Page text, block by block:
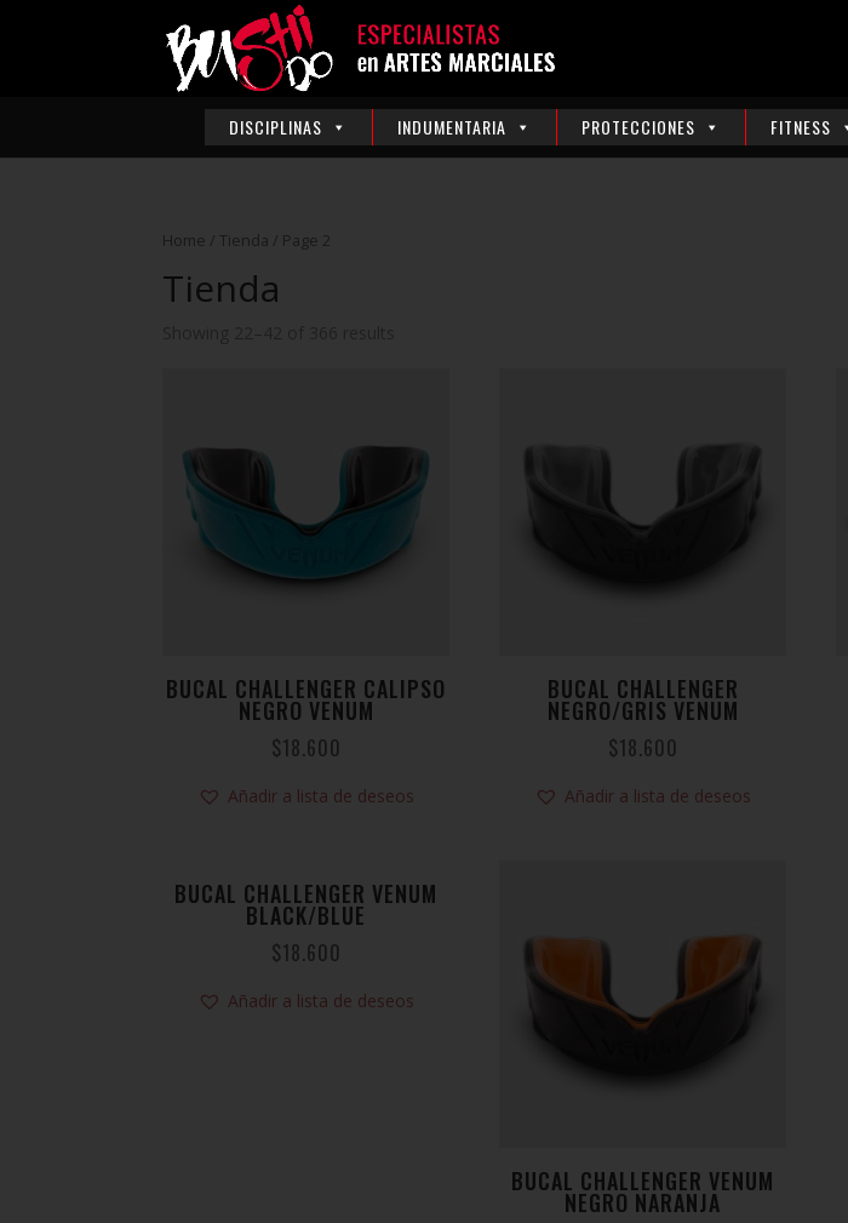
DISCIPLINAS INDUMENTARIA PROTECCIONES FITNESS
Home /Tienda / Page 2
Tienda
BUCAL CHALLENGER CALIPSO
NEGRO VENUM
$18.600
Añadir a lista de deseos
BUCAL CHALLENGER
NEGRO/GRIS VENUM
$18.600
Añadir a lista de deseos
BUCAL CHALLENGER VENUM
BLACK/BLUE
$18.600
Añadir a lista de deseos
BUCAL CHALLENGER VENUM
NEGRO NARANJA